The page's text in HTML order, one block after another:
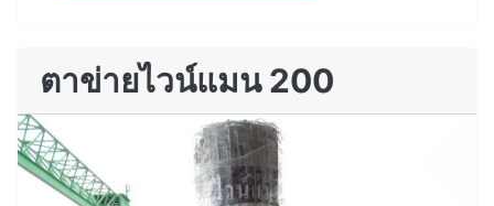
ตาข่ายไวน์แมน 200